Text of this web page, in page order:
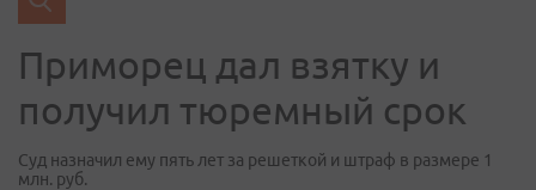
Приморец дал взятку и
получил тюремный срок
Суд назначил ему пять лет за решеткой и штраф в размере 1
млн. руб.